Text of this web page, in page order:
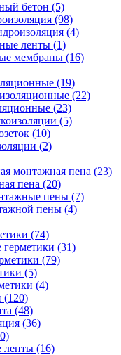
бетон (5)
(98)
(4)
ленты (1)
мембраны (16)
(19)
(22)
(23)
(5)
(10)
(2)
монтажная пена (23)
пена (20)
пены (7)
пены (4)
(74)
(31)
(79)
(5)
(4)
(120)
(48)
(36)
ленты (16)